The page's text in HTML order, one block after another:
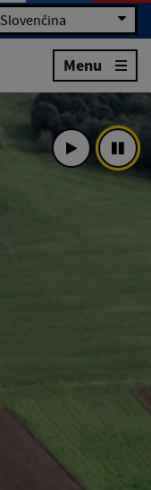
Slovenčina
Menu